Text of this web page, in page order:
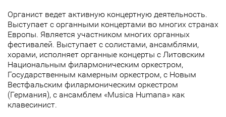
Органист ведет активную концертную деятельность.
Выступает с органными концертами во многих странах
Европы. Является участником многих органных
фестивалей. Выступает с солистами, ансамблями,
хорами, исполняет органные концерты с Литовским
Национальным филармоническим оркестром,
Государственным камерным оркестром, с Новым
Вестфальским филармоническим оркестром
(Германия), с ансамблем «Musica Humana» как
клавесинист.